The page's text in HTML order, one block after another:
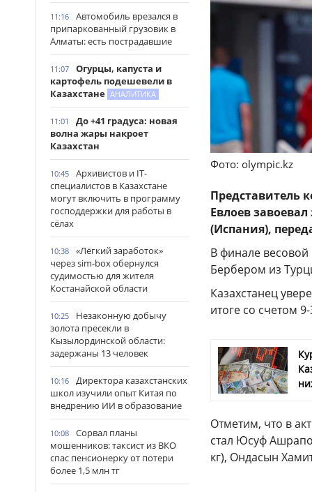
11:16
Автомобиль врезался в
припаркованный грузовик в
Алматы: есть пострадавшие
11:07
Огурцы, капуста и
картофель подешевели в
Казахстане АНАЛИТИКА
11:01
До +41 градуса: новая
волна жары накроет
Казахстан
10:45
Архивистов и IT-
специалистов в Казахстане
могут включить в программу
господдержки для работы в
сёлах
10:38
«Лёгкий заработок»
через sim-box обернулся
судимостью для жителя
Костанайской области
10:25
Незаконную добычу
золота пресекли в
Кызылординской области:
задержаны 13 человек
10:16
Директора казахстанских
школ изучили опыт Китая по
внедрению ИИ в образование
10:08
Сорвал планы
мошенников: таксист из ВКО
спас пенсионерку от потери
более 1,5 млн тг
Фото: olympic.kz
Представитель
Евлоев
(Испания),
В финале весовой
Бербером из
Казахстанец
итоге со счетом 9-
Отметим, что в
стал Юсуф
кг), Ондасын